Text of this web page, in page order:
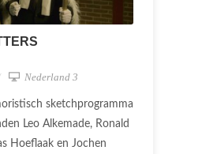
Nederland 3
sketchprogramma
Leo Alkemade, Ronald
Hoeflaak en Jochen